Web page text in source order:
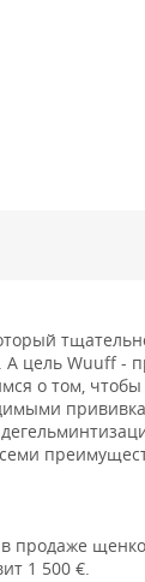
цель Wuuff -
о том, чтобы
продаже
1 500 €.